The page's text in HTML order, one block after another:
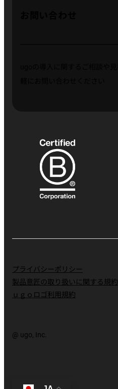
@ ugo, Inc.
プライバシーポリシー
製品意匠の取り扱いに関する規約
ｕｇｏロゴ利用規約